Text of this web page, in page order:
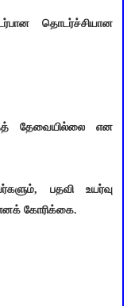
தொடர்ச்சியான
தேவையில்லை என
பதவி உயர்வு
கோரிக்கை.